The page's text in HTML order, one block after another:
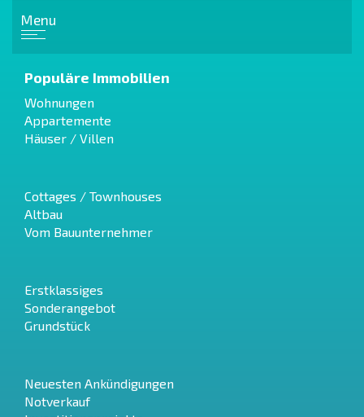
Menu
Populäre Immobilien
Wohnungen
Appartemente
Häuser / Villen
Cottages / Townhouses
Altbau
Vom Bauunternehmer
Erstklassiges
Sonderangebot
Grundstück
Neuesten Ankündigungen
Notverkauf